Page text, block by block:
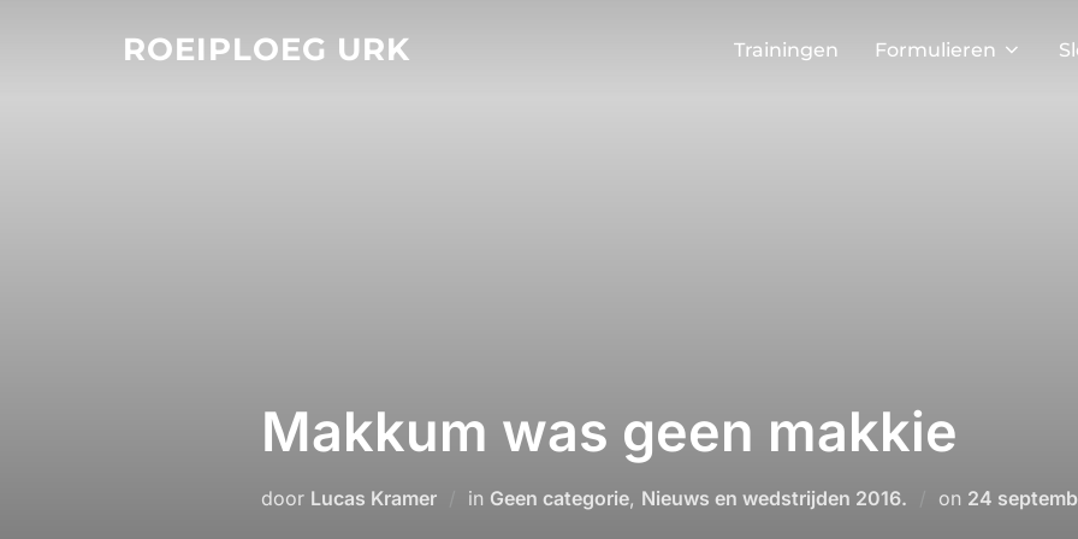
ROEIPLOEG URK Trainingen Formulieren
Makkum was geen makkie
door Lucas Kramer in Geen categorie, Nieuws en wedstrijden 2016. on Geplaatst
24